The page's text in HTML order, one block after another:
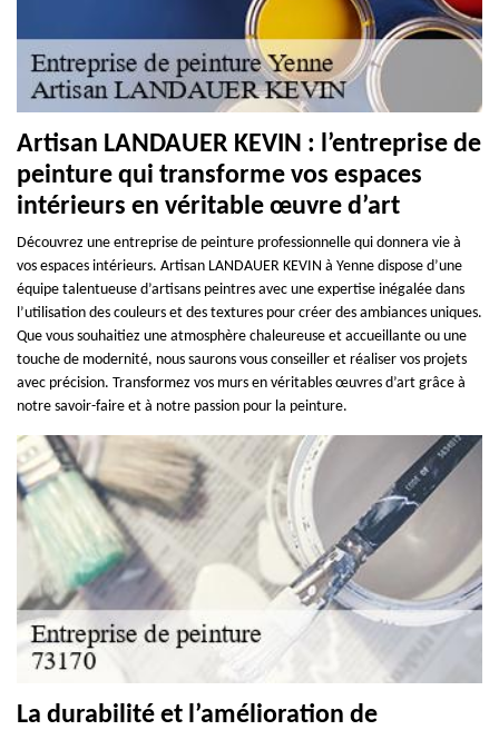
Artisan LANDAUER KEVIN : l’entreprise de
peinture qui transforme vos espaces
intérieurs en véritable œuvre d’art
Découvrez une entreprise de peinture professionnelle qui donnera vie à
vos espaces intérieurs. Artisan LANDAUER KEVIN à Yenne dispose d’une
équipe talentueuse d’artisans peintres avec une expertise inégalée dans
l’utilisation des couleurs et des textures pour créer des ambiances uniques.
Que vous souhaitiez une atmosphère chaleureuse et accueillante ou une
touche de modernité, nous saurons vous conseiller et réaliser vos projets
avec précision. Transformez vos murs en véritables œuvres d’art grâce à
notre savoir-faire et à notre passion pour la peinture.
La durabilité et l’amélioration de